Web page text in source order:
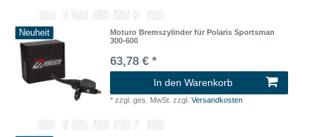
Neuheit
Moturo Bremszylinder für Polaris Sportsman
300-600
63,78 € *
In den Warenkorb
*zzgl. ges. MwSt. zzgl.Versandkosten